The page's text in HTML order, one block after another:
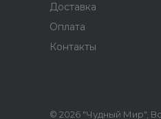
Доставка
Оплата
Контакты
© 2026 "Чудный Мир",